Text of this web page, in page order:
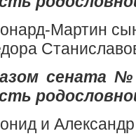
Мартин
сената
и